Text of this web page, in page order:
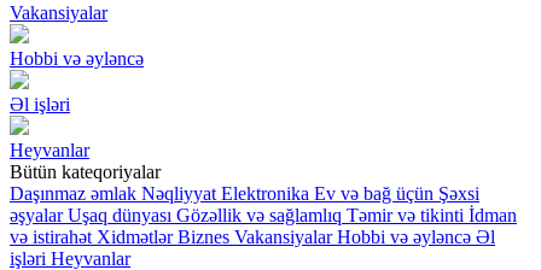
Vakansiyalar
Hobbi və əyləncə
Əl işləri
Heyvanlar
Bütün kateqoriyalar
Daşınmaz əmlak Nəqliyyat Elektronika Ev və bağ üçün Şəxsi
əşyalar Uşaq dünyası Gözəllik və sağlamlıq Təmir və tikinti İdman
və istirahət Xidmətlər Biznes Vakansiyalar Hobbi və əyləncə Əl
işləri Heyvanlar